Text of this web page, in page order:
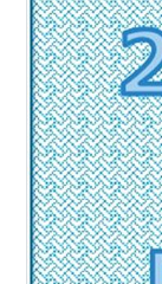
競走成績 ：
主な勝ち鞍 ：
備考 ：
血統表
Macho Uno